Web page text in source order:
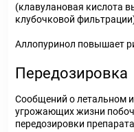
(клавулановая кислота
клубочковой
Аллопуринол повышает
Передозировка
Сообщений о летальном
угрожающих жизни
передозировки